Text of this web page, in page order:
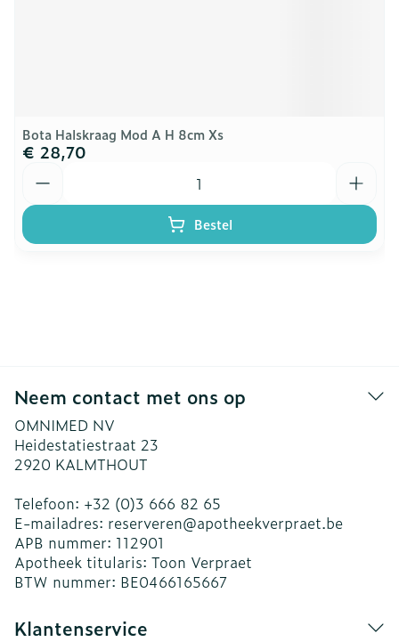
Bota Halskraag Mod A H 8cm Xs
€ 28,70
Bestel
Neem contact met ons op
OMNIMED NV
Heidestatiestraat 23
2920 KALMTHOUT
Telefoon: +32 (0)3 666 82 65
E-mailadres: reserveren@apotheekverpraet.be
APB nummer: 112901
Apotheek titularis: Toon Verpraet
BTW nummer: BE0466165667
Klantenservice